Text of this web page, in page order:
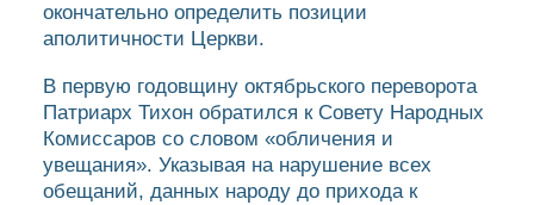
окончательно определить позиции
аполитичности Церкви.
В первую годовщину октябрьского переворота
Патриарх Тихон обратился к Совету Народных
Комиссаров со словом «обличения и
увещания». Указывая на нарушение всех
обещаний, данных народу до прихода к